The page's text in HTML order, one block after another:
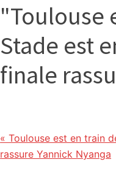
:
info
locale,
société,
culture,
politique,
divers
et
"Toulouse
Stade est
finale
« Toulouse est en train
rassure Yannick Nyanga